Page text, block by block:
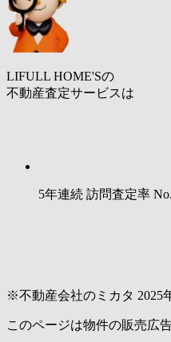
LIFULL HOME'Sの
不動産査定サービスは
5年連続 訪問査定率
※不動産会社のミカタ 2025
このページは物件の販売広